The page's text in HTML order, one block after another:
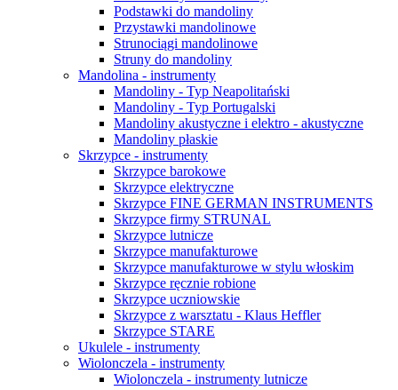
Podstawki do mandoliny
Przystawki mandolinowe
Strunociągi mandolinowe
Struny do mandoliny
Mandolina - instrumenty
Mandoliny - Typ Neapolitański
Mandoliny - Typ Portugalski
Mandoliny akustyczne i elektro - akustyczne
Mandoliny płaskie
Skrzypce - instrumenty
Skrzypce barokowe
Skrzypce elektryczne
Skrzypce FINE GERMAN INSTRUMENTS
Skrzypce firmy STRUNAL
Skrzypce lutnicze
Skrzypce manufakturowe
Skrzypce manufakturowe w stylu włoskim
Skrzypce ręcznie robione
Skrzypce uczniowskie
Skrzypce z warsztatu - Klaus Heffler
Skrzypce STARE
Ukulele - instrumenty
Wiolonczela - instrumenty
Wiolonczela - instrumenty lutnicze